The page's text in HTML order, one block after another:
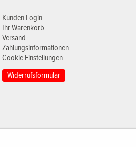
Kunden Login
Ihr Warenkorb
Versand
Zahlungsinformationen
Cookie Einstellungen
Widerrufsformular